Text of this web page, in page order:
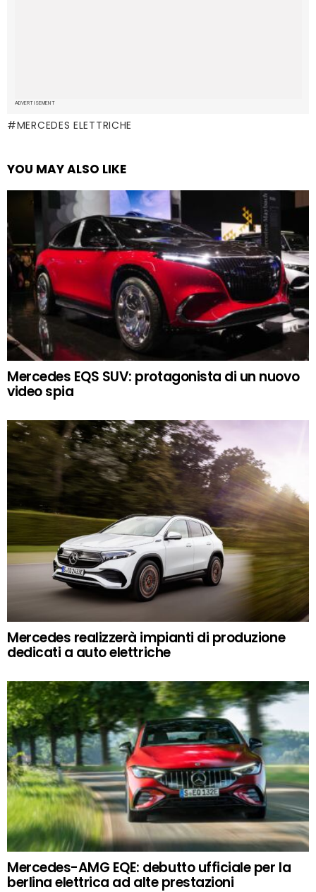
ADVERTISEMENT
MERCEDES ELETTRICHE
YOU MAY ALSO LIKE
Mercedes EQS SUV: protagonista di un nuovo
video spia
Mercedes realizzerà impianti di produzione
dedicati a auto elettriche
Mercedes-AMG EQE: debutto ufficiale per la
berlina elettrica ad alte prestazioni